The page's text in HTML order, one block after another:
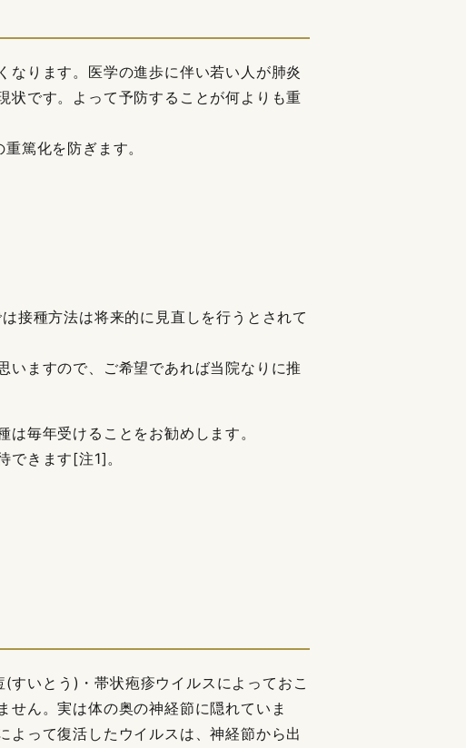
なります。医学の進歩に伴い若い人が肺炎
状です。よって予防することが何よりも重
篤化を防ぎます。
接種方法は将来的に見直しを行うとされて
いますので、ご希望であれば当院なりに推
毎年受けることをお勧めします。
できます[注1]。
いとう)・帯状疱疹ウイルスによっておこ
せん。実は体の奥の神経節に隠れていま
って復活したウイルスは、神経節から出